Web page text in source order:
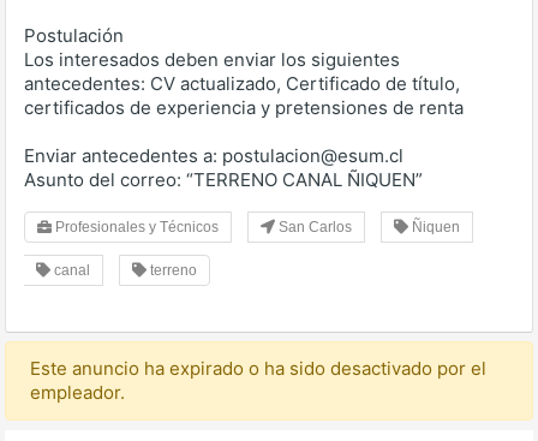
Postulación
Los interesados deben enviar los siguientes
antecedentes: CV actualizado, Certificado de título,
certificados de experiencia y pretensiones de renta
Enviar antecedentes a: postulacion@esum.cl
Asunto del correo: “TERRENO CANAL ÑIQUEN”
Profesionales y Técnicos San Carlos Ñiquen
canal terreno
Este anuncio ha expirado o ha sido desactivado por el
empleador.